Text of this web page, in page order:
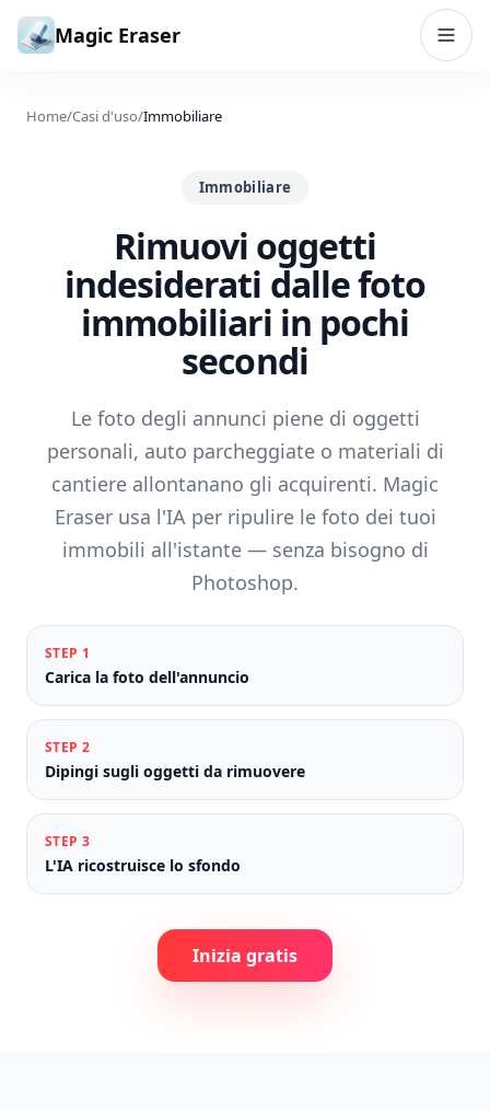
Vai al contenuto
Magic Eraser
Home/Casi d'uso/Immobiliare
Immobiliare
Rimuovi oggetti
indesiderati dalle foto
immobiliari in pochi
secondi
Le foto degli annunci piene di oggetti
personali, auto parcheggiate o materiali di
cantiere allontanano gli acquirenti. Magic
Eraser usa l'IA per ripulire le foto dei tuoi
immobili all'istante — senza bisogno di
Photoshop.
STEP 1
Carica la foto dell'annuncio
STEP 2
Dipingi sugli oggetti da rimuovere
STEP 3
L'IA ricostruisce lo sfondo
Inizia gratis